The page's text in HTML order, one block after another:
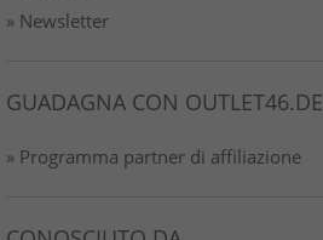
» Newsletter
GUADAGNA CON OUTLET46.DE
» Programma partner di affiliazione